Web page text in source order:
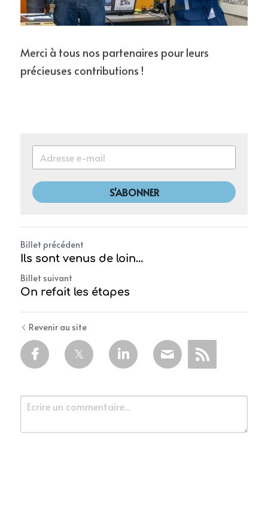
Merci à tous nos partenaires pour leurs
précieuses contributions !
S'ABONNER
Billet précédent
Ils sont venus de loin…
Billet suivant
On refait les étapes
Revenir au site